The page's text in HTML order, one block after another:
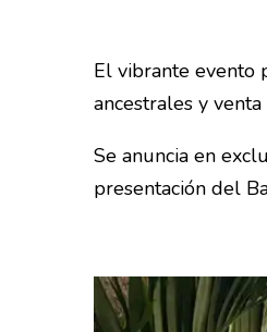
El vibrante evento
ancestrales y
Se anuncia en
presentación del